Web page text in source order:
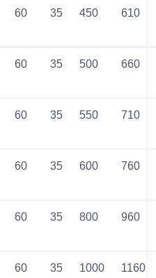
60 35 450 610
60 35 500 660
60 35 550 710
60 35 600 760
60 35 800 960
60 35 1000 1160